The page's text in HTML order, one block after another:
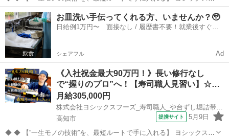
ーズが運営する寿司居酒屋「や台ずし」では、 鮮魚の一部を加工済み
の状態で仕入れることで仕込みの負担を大幅に削減しています。 入社
後は余計な工程に時間...
高知 高知市 その他
お皿洗い手伝ってくれる方、いませんか？🥹
日給例1万円〜 面接なし / 履歴書不要！就業後すぐに
シェアフル Ad
《入社祝金最大90万円！》長い修行なし
で“握りのプロ”へ！【寿司職人見習い】☆…
月給305,000円
株式会社ヨシックスフーズ_寿司職人_や台ずし堀詰帯屋町 (正社員)
高知市
提携サイト 5月9日
◆ ◆ 【“一生モノの技術”を、最短ルートで手に入れる】 ヨシックスフ